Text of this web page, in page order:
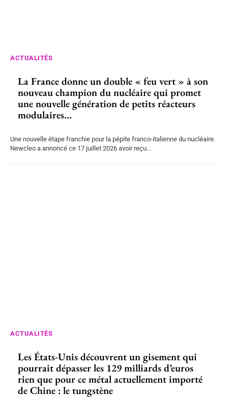
ACTUALITÉS
La France donne un double « feu vert » à son
nouveau champion du nucléaire qui promet
une nouvelle génération de petits réacteurs
modulaires...
Une nouvelle étape franchie pour la pépite franco-italienne du nucléaire.
Newcleo a annoncé ce 17 juillet 2026 avoir reçu...
ACTUALITÉS
Les États-Unis découvrent un gisement qui
pourrait dépasser les 129 milliards d’euros
rien que pour ce métal actuellement importé
de Chine : le tungstène